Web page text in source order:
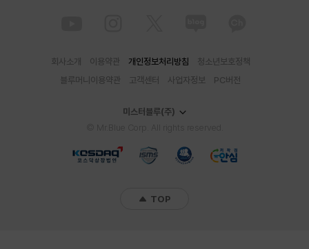
회사소개 이용약관 개인정보처리방침
청소년보호정책
블루머니이용약관
고객센터 사업자정보 PC버전
미스터블루(주)
TOP